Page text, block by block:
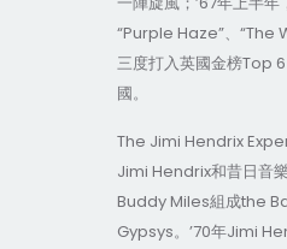
“Purple Haze”、“The
三度打入英國金榜Top
國。
The Jimi Hendrix
Jimi Hendrix和昔日音
Buddy Miles組成the
Gypsys。’70年Jimi